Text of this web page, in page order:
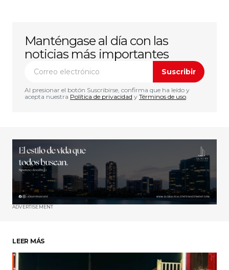
Manténgase al día con las
noticias más importantes
Suscribir
Al presionar el botón Suscribirse, confirma que ha leído y
acepta nuestra Política de privacidad y Términos de uso
ADVERTISEMENT
LEER MÁS